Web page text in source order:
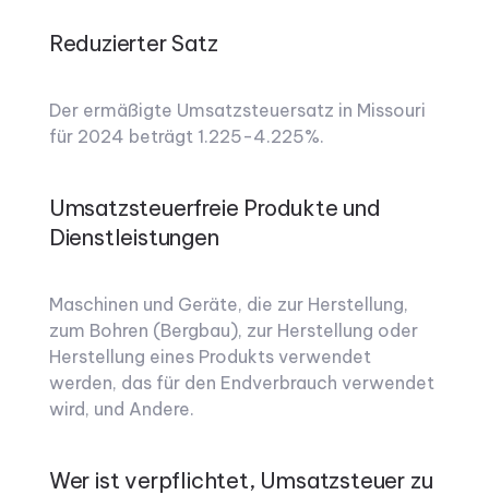
Reduzierter Satz
Der ermäßigte Umsatzsteuersatz in Missouri
für 2024 beträgt 1.225-4.225%.
Umsatzsteuerfreie Produkte und
Dienstleistungen
Maschinen und Geräte, die zur Herstellung,
zum Bohren (Bergbau), zur Herstellung oder
Herstellung eines Produkts verwendet
werden, das für den Endverbrauch verwendet
wird, und Andere.
Wer ist verpflichtet, Umsatzsteuer zu